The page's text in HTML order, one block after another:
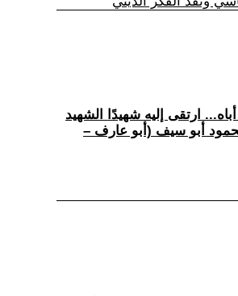
ارتقى إليه شهيدًا الشهيد
أبو سيف (أبو عارف –